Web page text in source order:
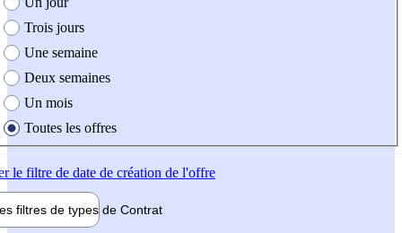
Trois jours
Une semaine
Deux semaines
Un mois
Toutes les offres
le filtre de date de création de l'offre
filtres de types de Contrat